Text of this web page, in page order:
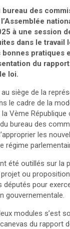
bureau des
à une session
dans le travail
pratiques
du rapport
loi.
siège de la
le cadre de la
la Vème
bureau des
les
régime
été outillés sur la
projet ou
députés pour
gouvernementale.
modules s’est
du rapport